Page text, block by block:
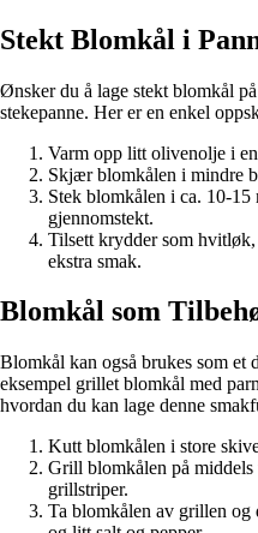
Stekt Blomkål i
Ønsker du å lage stekt blomkål
stekepanne. Her er en enkel
Varm opp litt olivenolje i
Skjær blomkålen i mindre
Stek blomkålen i ca. 10-
gjennomstekt.
Tilsett krydder som
ekstra smak.
Blomkål som
Blomkål kan også brukes som
eksempel grillet blomkål med
hvordan du kan lage denne
Kutt blomkålen i store
Grill blomkålen på
grillstriper.
Ta blomkålen av grillen og